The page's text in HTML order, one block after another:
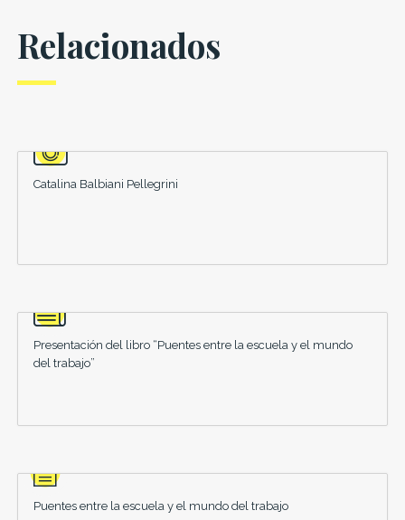
Relacionados
Catalina Balbiani Pellegrini
Presentación del libro “Puentes entre la escuela y el mundo
del trabajo”
Puentes entre la escuela y el mundo del trabajo